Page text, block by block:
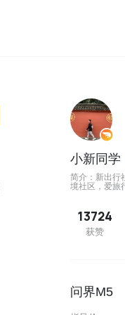
小新同学
简介：新出行
境社区，爱旅
13724
获赞
问界M5